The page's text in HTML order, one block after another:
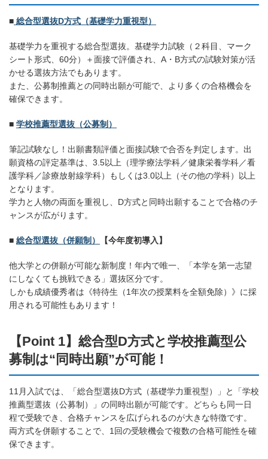
■ 総合型選抜D方式（基礎学力重視型）
基礎学力を重視する総合型選抜。基礎学力試験（２科目、マーク
シート形式、60分）＋面接で評価され、A・B方式の試験対策が活
かせる選抜方法でもあります。
また、公募制推薦との同時出願が可能で、より多くの合格機会を
確保できます。
■ 学校推薦型選抜（公募制）
筆記試験なし！出願書類評価と面接試験で合否を判定します。出
願資格の評定基準は、3.5以上（理学療法学科／健康栄養学科／看
護学科／診療放射線学科）もしくは3.0以上（その他の学科）以上
となります。
学力と人物の両面を重視し、D方式と同時出願することで合格のチ
ャンスが広がります。
■ 総合型選抜（併願制） 【今年度初導入】
他大学との併願が可能な新制度！年内で唯一、「本学を第一志望
にしなくても挑戦できる」選抜区分です。
しかも成績優秀者は《特待生（1年次の授業料を全額免除）》に採
用される可能性もあります！
【Point 1】総合型D方式と学校推薦型公
募制は“同時出願”が可能！
11月入試では、「総合型選抜D方式（基礎学力重視型）」と「学校
推薦型選抜（公募制）」の同時出願が可能です。どちらも同一日
程で受験でき、合格チャンスを広げられるのが大きな特徴です。
両方式を併願することで、1回の受験機会で複数の合格可能性を確
保できます。